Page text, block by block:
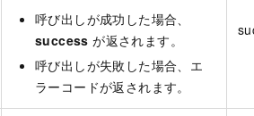
呼び出しが成功した場合、
success が返されます。
呼び出しが失敗した場合、エ
ラーコードが返されます。